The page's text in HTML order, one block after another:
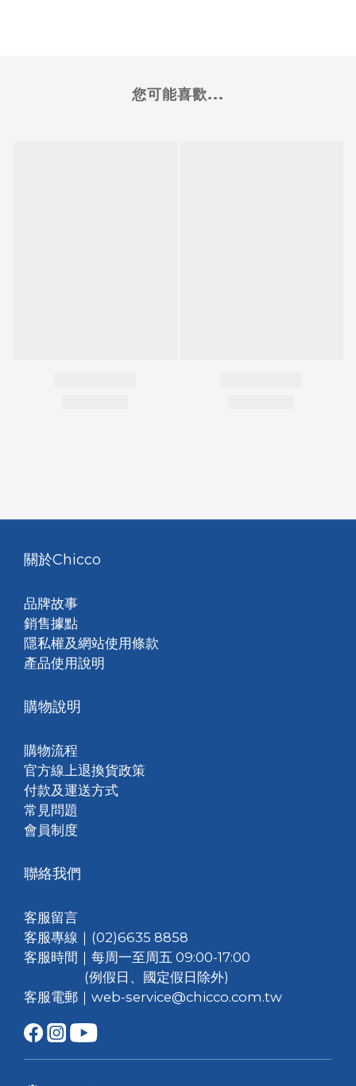
您可能喜歡...
關於Chicco
品牌故事
銷售據點
隱私權及網站使用條款
產品使用說明
購物說明
購物流程
官方線上退換貨政策
付款及運送方式
常見問題
會員制度
聯絡我們
客服留言
客服專線｜(02)6635 8858
客服時間｜每周一至周五 09:00-17:00
(例假日、國定假日除外)
客服電郵｜web-service@chicco.com.tw